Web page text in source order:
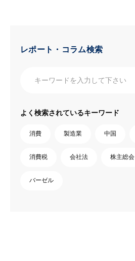
レポート・コラム検索
よく検索されているキーワード
消費 製造業 中国
消費税 会社法 株主総会
バーゼル